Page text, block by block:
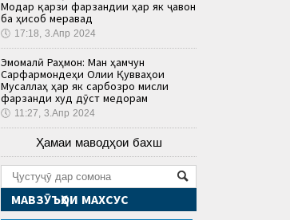
Модар қарзи фарзандии ҳар як ҷавон
ба ҳисоб меравад
🕔 17:18, 3.Апр 2024
Эмомалӣ Раҳмон: Ман ҳамчун
Сарфармондеҳи Олии Қувваҳои
Мусаллаҳ ҳар як сарбозро мисли
фарзанди худ дӯст медорам
🕔 11:27, 3.Апр 2024
Ҳамаи маводҳои бахш
МАВЗӮЪҲОИ МАХСУС